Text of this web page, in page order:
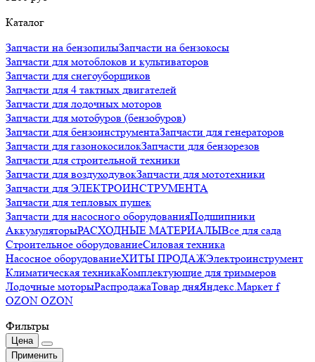
Каталог
Запчасти на бензопилыЗапчасти на бензокосы
Запчасти для мотоблоков и культиваторов
Запчасти для снегоуборщиков
Запчасти для 4 тактных двигателей
Запчасти для лодочных моторов
Запчасти для мотобуров (бензобуров)
Запчасти для бензоинструментаЗапчасти для генераторов
Запчасти для газонокосилокЗапчасти для бензорезов
Запчасти для строительной техники
Запчасти для воздуходувокЗапчасти для мототехники
Запчасти для ЭЛЕКТРОИНСТРУМЕНТА
Запчасти для тепловых пушек
Запчасти для насосного оборудованияПодшипники
АккумуляторыРАСХОДНЫЕ МАТЕРИАЛЫВсе для сада
Строительное оборудованиеСиловая техника
Насосное оборудованиеХИТЫ ПРОДАЖЭлектроинструмент
Климатическая техникаКомплектующие для триммеров
Лодочные моторыРаспродажаТовар дняЯндекс.Маркет f
OZON OZON
Фильтры
Цена
Применить